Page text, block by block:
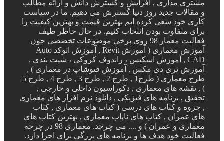
مشتری مداری , افزایش و گسترش دانش و ارائه مطالب
و مقالات جدید روز دنیا گسترش می دهیم. ما در سیاست
کاری خود سعی کرده ایم بهترین قیمت و بهترین کیفیت را
برای متفاوت بودن انتخاب کنیم. در حال حاظر طیف
فعالیت معمار 98 روی برخی موضوعات تخصصی چون
آموزش معماری ( آموزش Revit , آموزش اتوکد Auto
CAD , آموزش اسکیس ، راندوف کروکی ، شیت بندی ,
آموزش تری دی مکس , آموزش فتوشاپ در معماری ) ,
طرح معماری ( طرح1 , طرح 2 , طرح 3 , طرح 4 , طرح 5
) , نقشه های معماری , دکوراسیون داخلی و خارجی ,
تحقیق , برنامه های فیزیکی , دانلود نرم افزار های معماری
, جزوه و کتاب های درسی ( کتاب های معماری , کتاب
های عمران , کتاب های نایاب معماری , بهترین کتاب های
معماری و عمران ) و .... می چرخد. معماری 98 در چرخه
فعالیت خود هدف ها و برنامه های بزرگی برای اجرا دارد.